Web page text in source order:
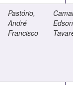
Pastório,
André
Francisco
Edson